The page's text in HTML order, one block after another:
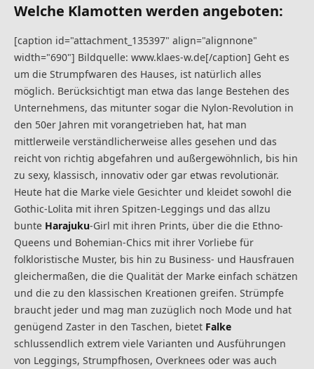
Welche Klamotten werden angeboten:
[caption id="attachment_135397" align="alignnone"
width="690"] Bildquelle: www.klaes-w.de[/caption] Geht es
um die Strumpfwaren des Hauses, ist natürlich alles
möglich. Berücksichtigt man etwa das lange Bestehen des
Unternehmens, das mitunter sogar die Nylon-Revolution in
den 50er Jahren mit vorangetrieben hat, hat man
mittlerweile verständlicherweise alles gesehen und das
reicht von richtig abgefahren und außergewöhnlich, bis hin
zu sexy, klassisch, innovativ oder gar etwas revolutionär.
Heute hat die Marke viele Gesichter und kleidet sowohl die
Gothic-Lolita mit ihren Spitzen-Leggings und das allzu
bunte Harajuku-Girl mit ihren Prints, über die die Ethno-
Queens und Bohemian-Chics mit ihrer Vorliebe für
folkloristische Muster, bis hin zu Business- und Hausfrauen
gleichermaßen, die die Qualität der Marke einfach schätzen
und die zu den klassischen Kreationen greifen. Strümpfe
braucht jeder und mag man zuzüglich noch Mode und hat
genügend Zaster in den Taschen, bietet Falke
schlussendlich extrem viele Varianten und Ausführungen
von Leggings, Strumpfhosen, Overknees oder was auch